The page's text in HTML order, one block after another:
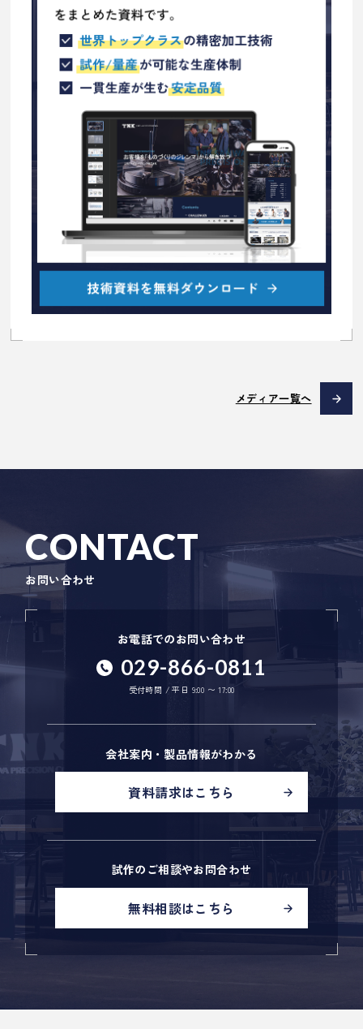
メディア一覧へ
CONTACT
お問い合わせ
お電話でのお問い合わせ
029-866-0811
受付時間 / 平日 9:00 〜 17:00
会社案内・製品情報がわかる
資料請求はこちら
試作のご相談やお問合わせ
無料相談はこちら